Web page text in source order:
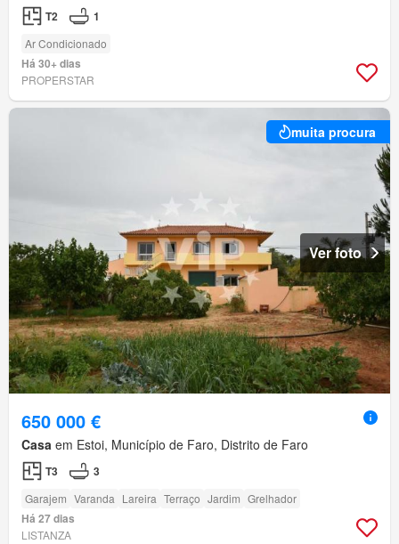
T2 1
Ar Condicionado
Há 30+ dias
PROPERSTAR
muita procura
Ver foto
650 000 €
Casa em Estoi, Município de Faro, Distrito de Faro
T3 3
Garajem Varanda Lareira Terraço Jardim Grelhador
Há 27 dias
LISTANZA